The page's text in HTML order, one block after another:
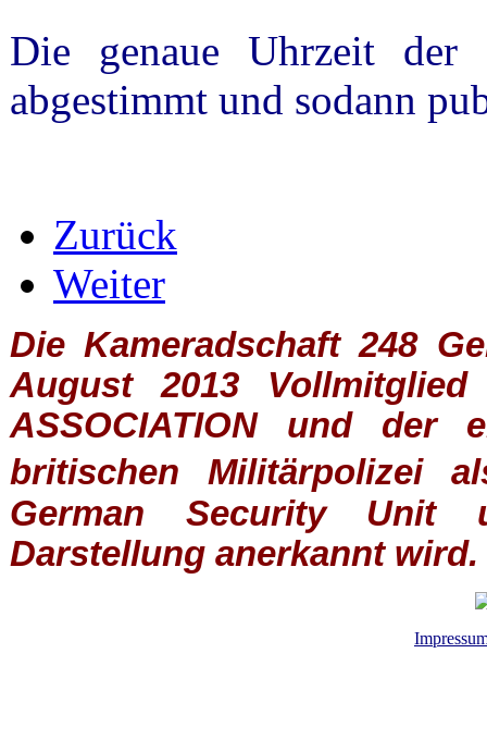
Die genaue Uhrzeit der
abgestimmt und sodann
Zurück
Weiter
Die Kameradschaft 248
August 2013
ASSOCIATIONund der
britischen
Militärpolizei
German Security Unit
Darstellung anerkannt wird.